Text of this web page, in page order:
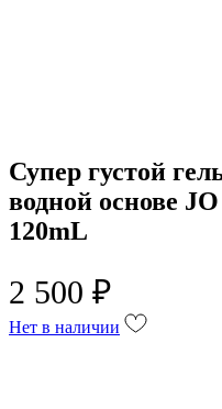
Супер густой
водной основе
120mL
2 500 ₽
Нет в наличии